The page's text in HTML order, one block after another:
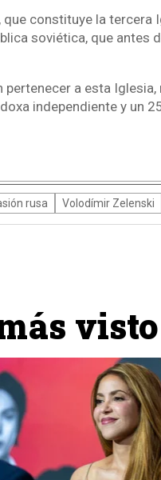
constituye la tercera
soviética, que antes
a esta
independiente y un
rusa Volodímir Zelenski
visto